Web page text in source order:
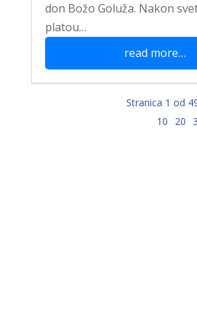
don Božo Goluža. Nakon
platou…
read more…
Stranica 1 od
10
20